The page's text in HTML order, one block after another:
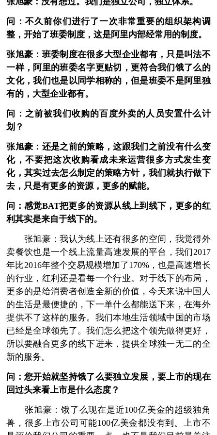
问：不久前你们进行了一次非常重要的组织架构调
整，开始了班委制度，这是阿里内部经常用的制度。
张旭豪：班委制度在很多大型企业都有，只是叫法不
一样，阿里的班委名字更贴切，更符合我们饿了么的
文化，我们也是以同学相称的，但是班委不是阿里独
有的，大型企业都有。
问：之前被我们收购的百度外卖的人员安置什么计
划？
张旭豪：还是之前的策略，这跟我们之前没有什么变
化，不要把这次收购看成未来运营很多方式发生变
化，其实过去怎么制定的策略方针，我们就执行做下
去，只是有更多的资源，更多的赋能。
问：感觉BAT把更多的资源从线上到线下，更多的红
利其实是来自于线下的。
张旭豪：我认为线上还有很多的空间，我觉得外
卖餐饮也是一个线上流量高速发展的平台，我们2017
年比2016年整个交易规模增加了170%，也是高速增长
的行业，红利还是看每一个行业。对于线下的布局，
更多的是给消费者创造全新的价值，今天来说中国人
的生活是最便捷的，下一单什么都能送下来，在海外
提供不了这样的服务。我们本地生活领域中国的市场
已经是全球领先了。我们怎么把这个领先做得更好，
所以要融合更多的线下进来，提供全球独一无二的全
新的服务。
问：您开始就坚持饿了么要独立发展，要上市的现在
回过头来看上市是什么态度？
张旭豪：饿了么现在是近100亿美金的超级独角
兽，很多上市公司可能100亿美金都没有到。上市不